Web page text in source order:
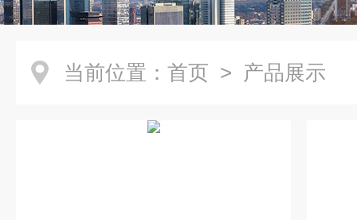
当前位置： 首页 > 产品展示